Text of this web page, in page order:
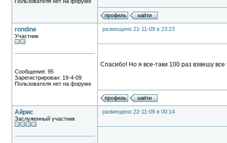
rondine
Участник
Сообщения: 95
Зарегистрирован: 19-4-09
Пользователя нет на форуме
размещено 21-11-09 в 23:23
Спасибо! Но я все-таки 100 раз взвешу
Айрис
Заслуженный участник
размещено 22-11-09 в 00:14